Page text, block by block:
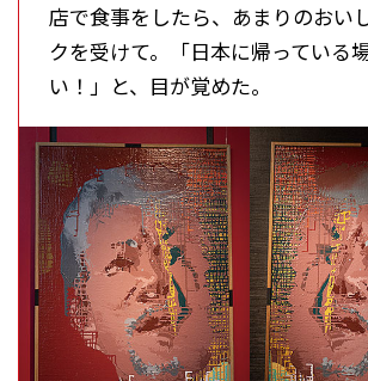
店で食事をしたら、あまりのおい
クを受けて。「日本に帰っている
い！」と、目が覚めた。